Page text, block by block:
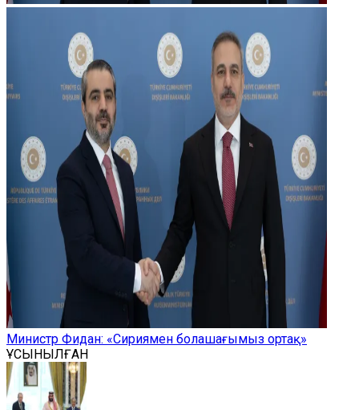
Министр Фидан: «Сириямен болашағымыз ортақ»
ҰСЫНЫЛҒАН